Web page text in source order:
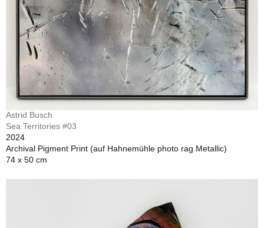
Astrid Busch
Sea Territories #03
2024
Archival Pigment Print (auf Hahnemühle photo rag Metallic)
74 x 50 cm